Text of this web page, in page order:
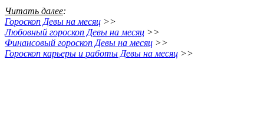
Читать далее:
Гороскоп Девы на месяц >>
Любовный гороскоп Девы на месяц >>
Финансовый гороскоп Девы на месяц >>
Гороскоп карьеры и работы Девы на месяц >>